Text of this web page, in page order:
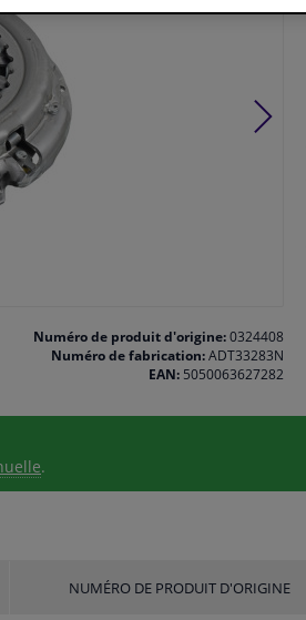
Numéro de produit d'origine:0324408
Numéro de fabrication:ADT33283N
EAN:5050063627282
.
NUMÉRO DE PRODUIT D'ORIGINE